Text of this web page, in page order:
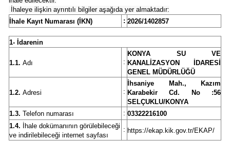
Muş
Ordu
Rize
Sakarya
Samsun
İhaleye ilişkin ayrıntılı bilgiler aşağıda yer almaktadır:
İhale Kayıt Numarası (İKN)
: 2026/1402857
1- İdarenin
1.1. Adı :
KONYA SU VE
KANALİZASYON İDARESİ
GENEL MÜDÜRLÜĞÜ
1.2. Adresi :
İhsaniye Mah., Kazım
Karabekir Cd. No :56
SELÇUKLU/KONYA
1.3. Telefon numarası : 03322216100
1.4. İhale dokümanının görülebileceği
ve indirilebileceği internet sayfası
: https://ekap.kik.gov.tr/EKAP/